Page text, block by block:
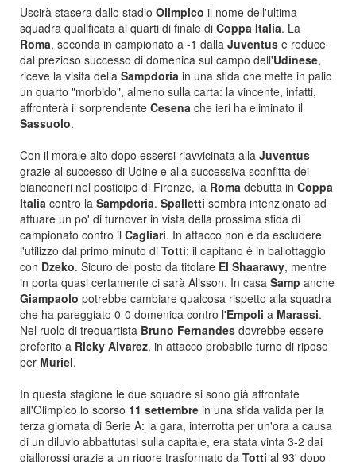
Uscirà stasera dallo stadio Olimpico il nome dell'ultima
squadra qualificata ai quarti di finale di Coppa Italia. La
Roma, seconda in campionato a -1 dalla Juventus e reduce
dal prezioso successo di domenica sul campo dell'Udinese,
riceve la visita della Sampdoria in una sfida che mette in palio
un quarto "morbido", almeno sulla carta: la vincente, infatti,
affronterà il sorprendente Cesena che ieri ha eliminato il
Sassuolo.
Con il morale alto dopo essersi riavvicinata alla Juventus
grazie al successo di Udine e alla successiva sconfitta dei
bianconeri nel posticipo di Firenze, la Roma debutta in Coppa
Italia contro la Sampdoria. Spalletti sembra intenzionato ad
attuare un po' di turnover in vista della prossima sfida di
campionato contro il Cagliari. In attacco non è da escludere
l'utilizzo dal primo minuto di Totti: il capitano è in ballottaggio
con Dzeko. Sicuro del posto da titolare El Shaarawy, mentre
in porta quasi certamente ci sarà Alisson. In casa Samp anche
Giampaolo potrebbe cambiare qualcosa rispetto alla squadra
che ha pareggiato 0-0 domenica contro l'Empoli a Marassi.
Nel ruolo di trequartista Bruno Fernandes dovrebbe essere
preferito a Ricky Alvarez, in attacco probabile turno di riposo
per Muriel.
In questa stagione le due squadre si sono già affrontate
all'Olimpico lo scorso 11 settembre in una sfida valida per la
terza giornata di Serie A: la gara, interrotta per un'ora a causa
di un diluvio abbattutasi sulla capitale, era stata vinta 3-2 dai
giallorossi grazie a un rigore trasformato da Totti al 93' dopo